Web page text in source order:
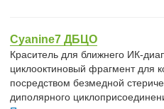
Cyanine7 ДБЦО
Краситель для ближнего ИК-
циклооктиновый фрагмент для
посредством безмедной
диполярного